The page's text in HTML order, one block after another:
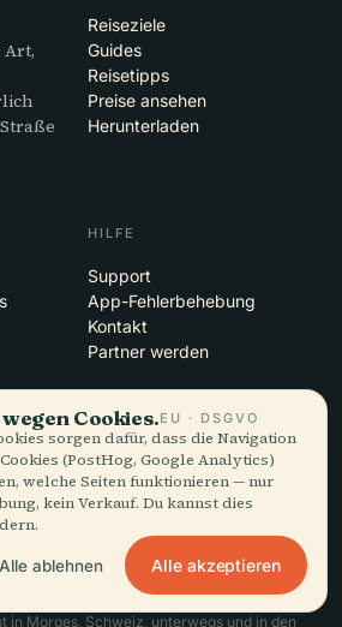
Art,
Reiseziele
Guides
Reisetipps
Preise ansehen
Herunterladen
HILFE
Support
App-Fehlerbehebung
Kontakt
Partner werden
in Morges, Schweiz, unterwegs und in den
Cookies.EU · DSGVO
sorgen dafür, dass die Navigation
(PostHog, Google Analytics)
welche Seiten funktionieren — nur
kein Verkauf. Du kannst dies
Alle ablehnen Alle akzeptieren